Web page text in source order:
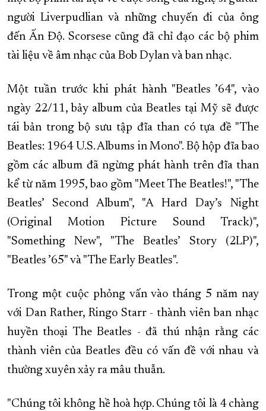
người Liverpudlian và những chuyến đi của ông
đến Ấn Độ. Scorsese cũng đã chỉ đạo các bộ phim
tài liệu về âm nhạc của Bob Dylan và ban nhạc.
Một tuần trước khi phát hành "Beatles ’64", vào
ngày 22/11, bảy album của Beatles tại Mỹ sẽ được
tái bản trong bộ sưu tập đĩa than có tựa đề "The
Beatles: 1964 U.S. Albums in Mono". Bộ hộp đĩa bao
gồm các album đã ngừng phát hành trên đĩa than
kể từ năm 1995, bao gồm "Meet The Beatles!", "The
Beatles’ Second Album", "A Hard Day’s Night
(Original Motion Picture Sound Track)",
"Something New", "The Beatles’ Story (2LP)",
"Beatles ’65" và "The Early Beatles".
Trong một cuộc phỏng vấn vào tháng 5 năm nay
với Dan Rather, Ringo Starr - thành viên ban nhạc
huyền thoại The Beatles - đã thú nhận rằng các
thành viên của Beatles đều có vấn đề với nhau và
thường xuyên xảy ra mâu thuẫn.
"Chúng tôi không hề hoà hợp. Chúng tôi là 4 chàng